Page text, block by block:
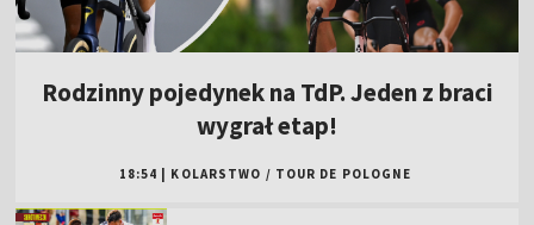
Rodzinny pojedynek na TdP. Jeden z braci
wygrał etap!
18:54 KOLARSTWO / TOUR DE POLOGNE